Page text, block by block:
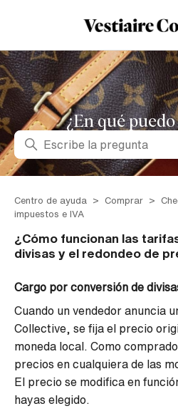
¿En qué
Búsqueda
Centro de ayuda Comprar
impuestos e IVA
¿Cómo funcionan las
divisas y el redondeo de
Cargo por conversión de
Cuando un vendedor anuncia
Collective, se fija el precio
moneda local. Como
precios en cualquiera de las
El precio se modifica en
hayas elegido.